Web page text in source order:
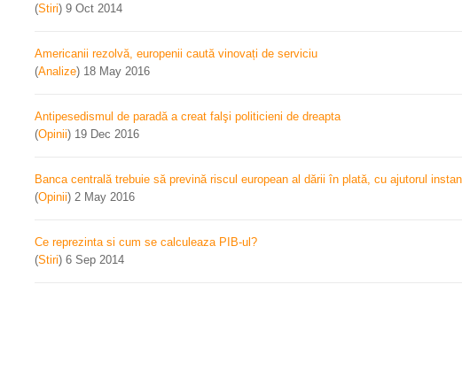
(Stiri) 9 Oct 2014
Americanii rezolvă, europenii caută vinovați de serviciu
(Analize) 18 May 2016
Antipesedismul de paradă a creat falşi politicieni de dreapta
(Opinii) 19 Dec 2016
Banca centrală trebuie să prevină riscul european al dării în plată, cu ajutorul
(Opinii) 2 May 2016
Ce reprezinta si cum se calculeaza PIB-ul?
(Stiri) 6 Sep 2014